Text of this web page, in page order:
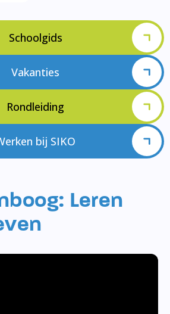
Schoolgids
Vakanties
Rondleiding
bij SIKO
Leren